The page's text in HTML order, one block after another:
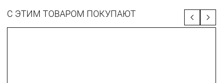
С ЭТИМ ТОВАРОМ ПОКУПАЮТ